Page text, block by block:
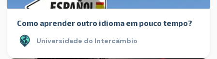
Como aprender outro idioma em pouco tempo?
Universidade do Intercâmbio